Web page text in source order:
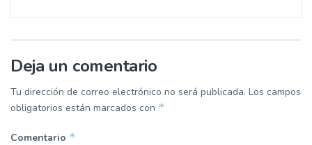
Deja un comentario
Tu dirección de correo electrónico no será publicada. Los campos
obligatorios están marcados con *
Comentario *